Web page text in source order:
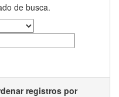
de busca.
registros por